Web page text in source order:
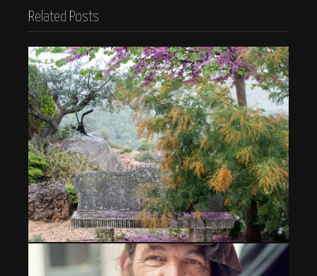
Related Posts
Rincones en finca Les Pletes